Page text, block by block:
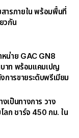
ารภายใน พร้อมพื้นที่
วกัน
น่าย GAC GN8
บาท พร้อมแคมเปญ
การขายระดับพรีเมียม
เป็นทางการ วาง
ลก ชาร์จ 450 กม. ใน